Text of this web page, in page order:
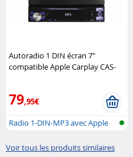
Autoradio 1 DIN écran 7"
compatible Apple Carplay CAS-
79,95€
Radio 1-DIN-MP3 avec Apple
Voir tous les produits similaires